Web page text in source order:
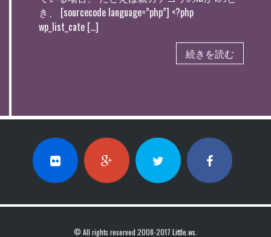
き、 [sourcecode language=”php”] <?php
wp_list_cate […]
続きを読む
© All rights reserved 2008-2017 Little.ws